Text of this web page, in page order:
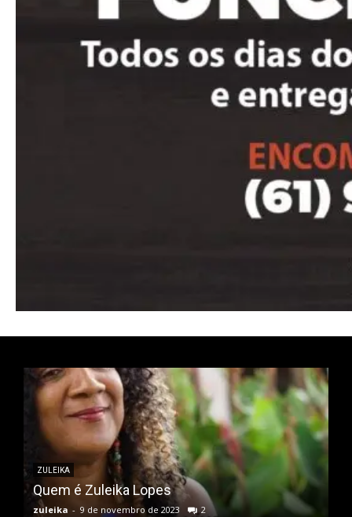
ZULEIKA
Quem é Zuleika Lopes
zuleika - 9 de novembro de 2023 2